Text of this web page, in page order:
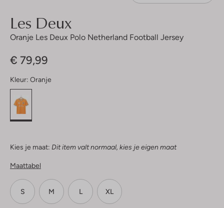
Les Deux
Oranje Les Deux Polo Netherland Football Jersey
€ 79,99
Kleur: Oranje
Kies je maat: Dit item valt normaal, kies je eigen maat
Maattabel
S M L XL